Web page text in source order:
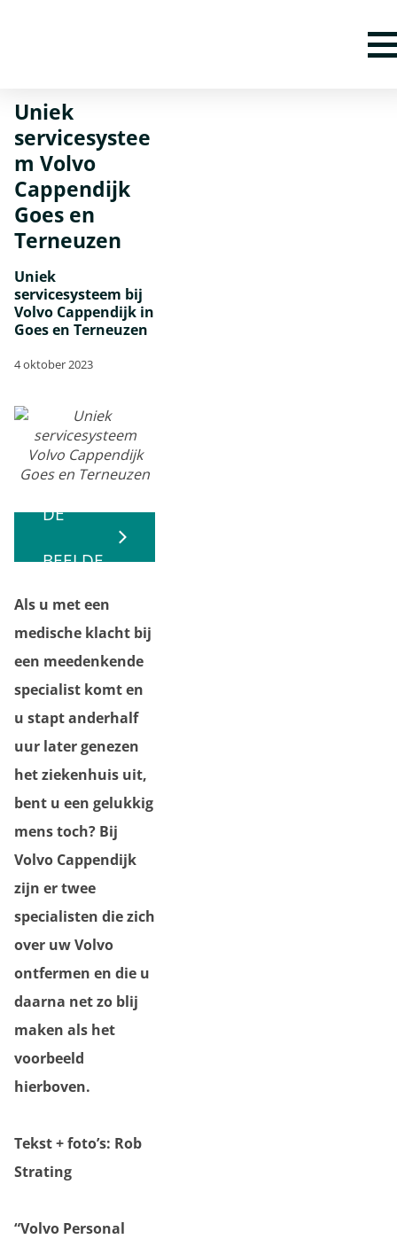
Uniek
servicesystee
m Volvo
Cappendijk
Goes en
Terneuzen
Uniek
servicesysteem bij
Volvo Cappendijk in
Goes en Terneuzen
4 oktober 2023
BEKIJK
DE
BEELDE
N
Als u met een
medische klacht bij
een meedenkende
specialist komt en
u stapt anderhalf
uur later genezen
het ziekenhuis uit,
bent u een gelukkig
mens toch? Bij
Volvo Cappendijk
zijn er twee
specialisten die zich
over uw Volvo
ontfermen en die u
daarna net zo blij
maken als het
voorbeeld
hierboven.
Tekst + foto’s: Rob
Strating
“Volvo Personal